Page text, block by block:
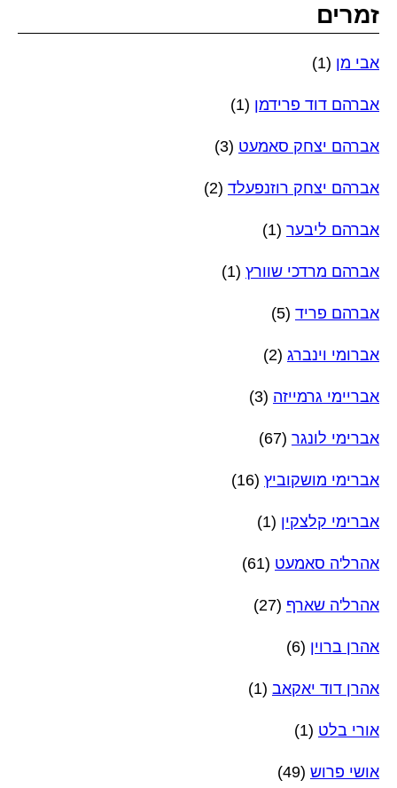
זמרים
אבי מן (1)
אברהם דוד פרידמן (1)
אברהם יצחק סאמעט (3)
אברהם יצחק רוזנפעלד (2)
אברהם ליבער (1)
אברהם מרדכי שוורץ (1)
אברהם פריד (5)
אברומי וינברג (2)
אבריימי גרמייזה (3)
אברימי לונגר (67)
אברימי מושקוביץ (16)
אברימי קלצקין (1)
אהרל'ה סאמעט (61)
אהרל'ה שארף (27)
אהרן ברוין (6)
אהרן דוד יאקאב (1)
אורי בלט (1)
אושי פרוש (49)